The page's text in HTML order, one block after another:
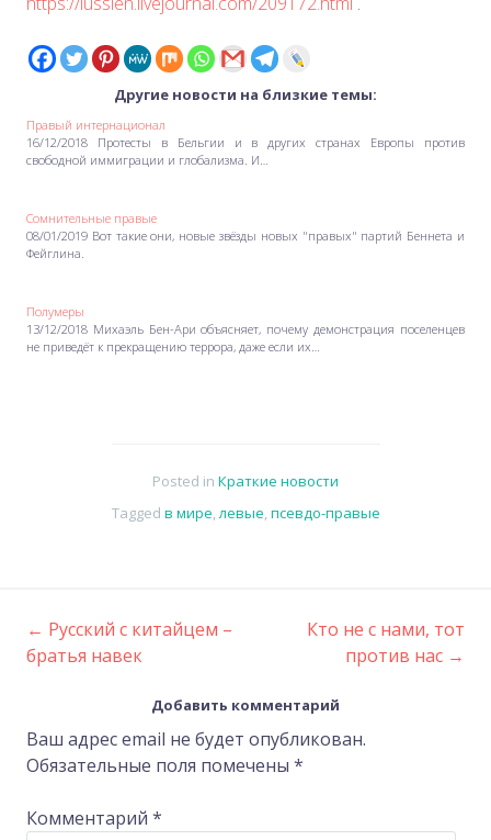
Другие новости на близкие темы:
Правый интернационал
16/12/2018 Протесты в Бельгии и в других странах Европы против
свободной иммиграции и глобализма. И…
Сомнительные правые
08/01/2019 Вот такие они, новые звёзды новых "правых" партий Беннета и
Фейглина.
Полумеры
13/12/2018 Михаэль Бен-Ари объясняет, почему демонстрация поселенцев
не приведёт к прекращению террора, даже если их…
Posted in Краткие новости
Tagged в мире,левые,псевдо-правые
Post
navigation
← Русский с китайцем –
братья навек
Кто не с нами, тот
против нас →
Добавить комментарий
Ваш адрес email не будет опубликован.
Обязательные поля помечены *
Комментарий *